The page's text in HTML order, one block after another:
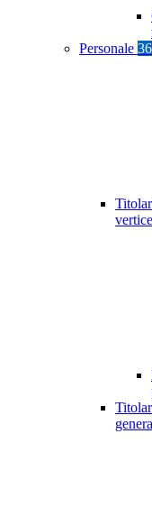
Personale 36
vertice